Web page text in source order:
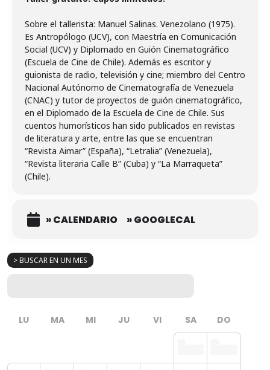
> BUSCAR EN UN MES
LU MA MI JU VI SA DO
Sobre el tallerista: Manuel Salinas. Venezolano (1975).
Es Antropólogo (UCV), con Maestría en Comunicación
Social (UCV) y Diplomado en Guión Cinematográfico
(Escuela de Cine de Chile). Además es escritor y
guionista de radio, televisión y cine; miembro del Centro
Nacional Autónomo de Cinematografía de Venezuela
(CNAC) y tutor de proyectos de guión cinematográfico,
en el Diplomado de la Escuela de Cine de Chile. Sus
cuentos humorísticos han sido publicados en revistas
de literatura y arte, entre las que se encuentran
“Revista Aimar” (España), “Letralia” (Venezuela),
“Revista literaria Calle B” (Cuba) y “La Marraqueta”
(Chile).
» CALENDARIO » GOOGLECAL